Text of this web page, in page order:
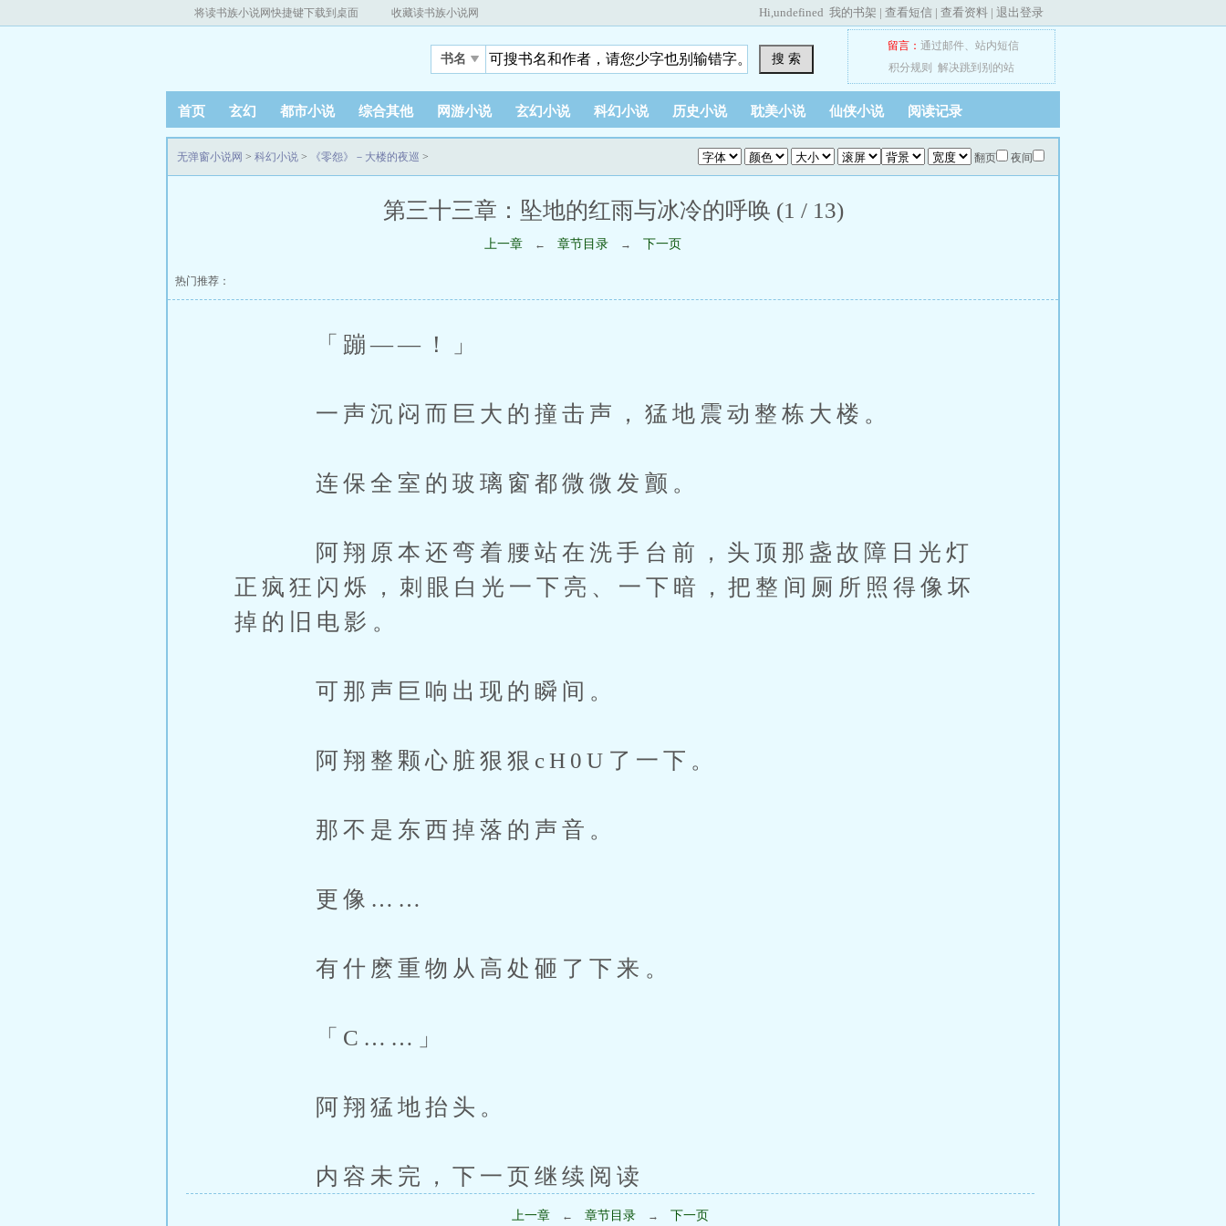
将读书族小说网快捷键下载到桌面 收藏读书族小说网 Hi,undefined 我的书架 | 查看短信 | 查看资料 | 退出登录
书名 搜 索
留言： 通过邮件、 站内短信
积分规则
解决跳到别的站
首页 玄幻 都市小说 综合其他 网游小说 玄幻小说 科幻小说 历史小说 耽美小说 仙侠小说 阅读记录
翻页 夜间
无弹窗小说网 > 科幻小说 > 《零怨》－大楼的夜巡 >
第三十三章：坠地的红雨与冰冷的呼唤 (1 / 13)
上一章 ← 章节目录 → 下一页
热门推荐：
「蹦——！」
一声沉闷而巨大的撞击声，猛地震动整栋大楼。
连保全室的玻璃窗都微微发颤。
阿翔原本还弯着腰站在洗手台前，头顶那盏故障日光灯
正疯狂闪烁，刺眼白光一下亮、一下暗，把整间厕所照得像坏
掉的旧电影。
可那声巨响出现的瞬间。
阿翔整颗心脏狠狠cH0U了一下。
那不是东西掉落的声音。
更像……
有什麽重物从高处砸了下来。
「C……」
阿翔猛地抬头。
内容未完，下一页继续阅读
上一章 ← 章节目录 → 下一页